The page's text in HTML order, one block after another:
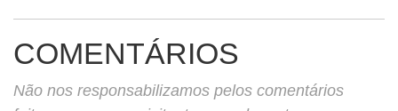
COMENTÁRIOS
Não nos responsabilizamos pelos comentários